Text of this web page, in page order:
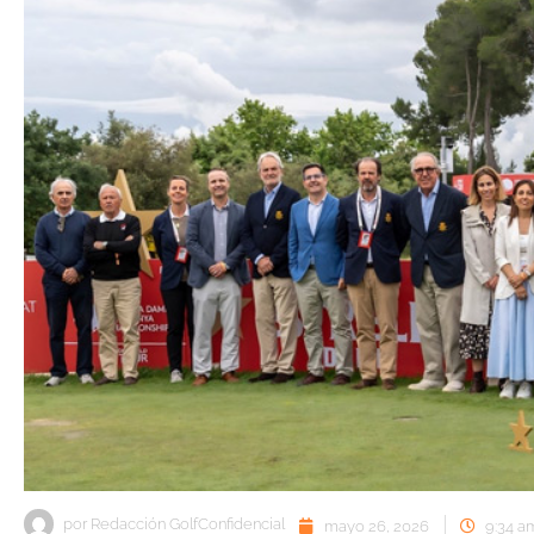
por Redacción GolfConfidencial mayo 26, 2026 9:34